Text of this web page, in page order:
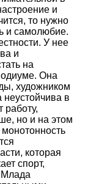
и
то нужно
и самолюбие.
У нее
и
на
Она
художником
неустойчива в
работу,
но и на этом
которая
спорт,
Млада